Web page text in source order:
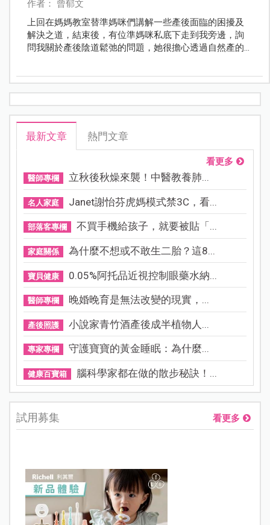
作者： 曾郁文
上回在媽媽教室替準媽咪們講解一些產後面臨的困擾及
解決之道，結束後，有位準媽咪私底下走到我旁邊，詢
問我關於產後陰道鬆弛的問題，她很擔心透過自然產的
影響嗎？
最新文章 熱門文章
看更多
醫師專欄 立秋後秋燥來襲！中醫教養肺...
名人家庭 Janet謝怡芬虎媽模式禁3C，看...
部落客專欄 不買手機給孩子，就要被貼「...
家庭關係 為什麼不想或不敢生二胎？這8...
寶貝健康 0.05%阿托品近視控制眼藥水納...
醫師專欄 晚婚晚育是無法改變的現實，...
產後照護 小說家青竹酒產後成半植物人...
專家專欄 守護寶寶的黃金睡眠：為什麼...
健康百寶箱 腦科學家都在做的散步秘訣！...
試用募集 看更多